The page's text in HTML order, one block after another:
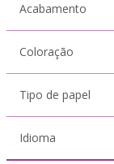
Acabamento
Coloração
Tipo de papel
Idioma